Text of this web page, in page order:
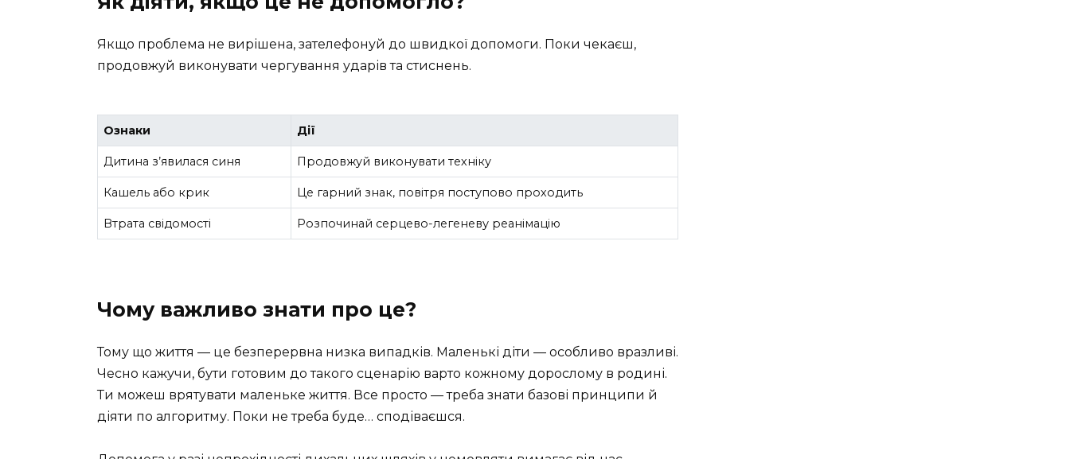
Якщо проблема не вирішена, зателефонуй до швидкої допомоги. Поки чекаєш,
продовжуй виконувати чергування ударів та стиснень.
Ознаки Дії
Дитина з’явилася синя Продовжуй виконувати техніку
Кашель або крик Це гарний знак, повітря поступово проходить
Втрата свідомості Розпочинай серцево-легеневу реанімацію
Чому важливо знати про це?
Тому що життя — це безперервна низка випадків. Маленькі діти — особливо вразливі.
Чесно кажучи, бути готовим до такого сценарію варто кожному дорослому в родині.
Ти можеш врятувати маленьке життя. Все просто — треба знати базові принципи й
діяти по алгоритму. Поки не треба буде… сподіваєшся.